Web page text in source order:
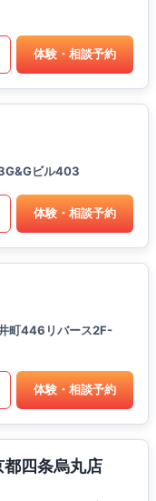
体験・相談予約
ビル403
体験・相談予約
町446リバース2F-
体験・相談予約
都四条烏丸店